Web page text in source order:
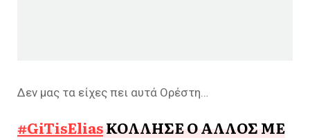
Δεν μας τα είχες πει αυτά Ορέστη…
#GiTisEliasΚΟΛΛΗΣΕ Ο ΑΛΛΟΣ ΜΕ